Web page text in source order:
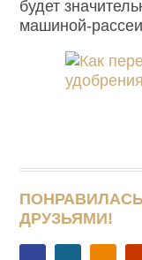
будет
машиной-
ДРУЗЬЯМИ!